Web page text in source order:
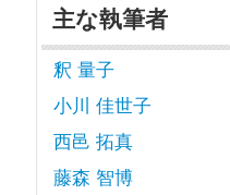
主な執筆者
釈 量子
小川 佳世子
西邑 拓真
藤森 智博